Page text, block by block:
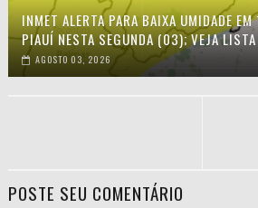
INMET ALERTA PARA BAIXA UMIDADE
PIAUÍ NESTA SEGUNDA (03); VEJA LISTA
AGOSTO 03, 2026
POSTE SEU COMENTÁRIO